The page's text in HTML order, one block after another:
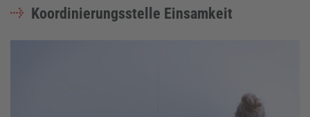
Koordinierungsstelle Einsamkeit